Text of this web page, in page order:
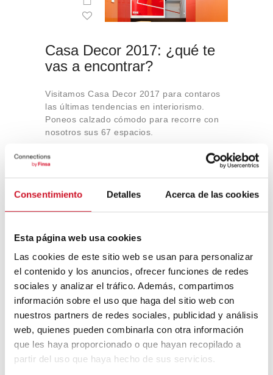
Consentimiento Detalles Acerca de las cookies
Esta página web usa cookies
Las cookies de este sitio web se usan para personalizar
el contenido y los anuncios, ofrecer funciones de redes
sociales y analizar el tráfico. Además, compartimos
información sobre el uso que haga del sitio web con
nuestros partners de redes sociales, publicidad y análisis
web, quienes pueden combinarla con otra información
que les haya proporcionado o que hayan recopilado a
partir del uso que haya hecho de sus servicios.
Casa Decor 2017: ¿qué te
vas a encontrar?
Visitamos Casa Decor 2017 para contaros
las últimas tendencias en interiorismo.
Poneos calzado cómodo para recorre con
nosotros sus 67 espacios.
Lo + Popular
¿Qué es el constructivismo ruso?
“Hay una fuerza motriz más poderosa
que el vapor, la electricidad y la
energía atómica: la voluntad” – Albert
Einstein, físico